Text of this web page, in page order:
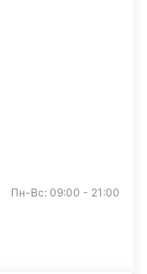
Пн-Вс: 09:00 - 21:00